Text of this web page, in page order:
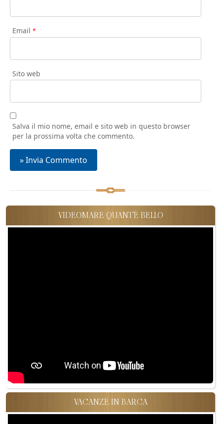
Email *
Sito web
Salva il mio nome, email e sito web in questo browser
per la prossima volta che commento.
VIDEOMARE QUANT'È BELLO
VACANZE IN BARCA